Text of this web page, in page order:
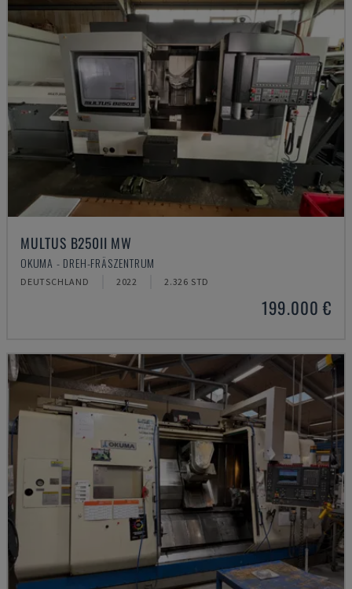
MULTUS B250II MW
OKUMA - DREH-FRÄSZENTRUM
DEUTSCHLAND 2022 2.326 STD
199.000 €